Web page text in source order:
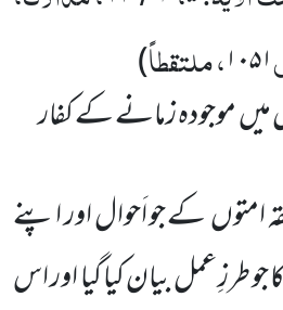
۱۰۵۱، ملتقطاً)
موجودہ زمانے کے کفار
امتوںکے جو اَحوال اور اپنے
طرزِ عمل بیان کیا گیا اور اس